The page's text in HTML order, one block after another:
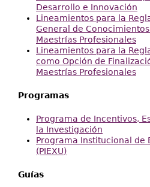
Desarrollo e Innovación
Lineamientos para la
General de
Maestrías Profesionales
Lineamientos para la
como Opción de
Maestrías Profesionales
Programas
Programa de Incentivos,
la Investigación
Programa Institucional de
(PIEXU)
Guías